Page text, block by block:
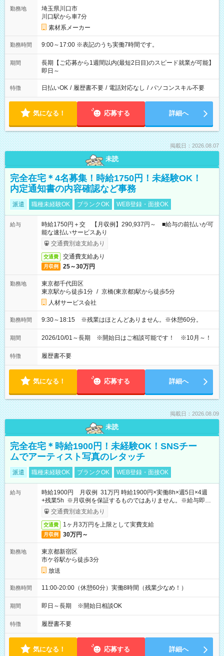
勤務地
埼玉県川口市
川口駅から車7分
素材系メーカー
勤務時間 9:00～17:00 ※表記のうち実働7時間です。
期間
長期【ご応募から1週間以内(最短2日目)のスピード就業が可能】
即日～
特徴 日払いOK / 履歴書不要 / 電話対応なし / パソコンスキル不要
気になる！ 応募する 詳細へ
掲載日：2026.08.07
未読
完全在宅＊4名募集！時給1750円！未経験OK！
内定通知書の内容確認など事務
派遣 職種未経験OK ブランクOK WEB登録・面接OK
給与
時給1750円＋交 【月収例】290,937円～ ■給与の前払いが可
能な速払いサービスあり
交通費別途支給あり
交通費 交通費支給あり
月収例 25～30万円
勤務地
東京都千代田区
東京駅から徒歩1分 / 京橋(東京都)駅から徒歩5分
人材サービス会社
勤務時間 9:30～18:15 ※残業はほとんどありません。※休憩60分。
期間 2026/10/01～長期 ※開始日はご相談可能です！ ※10月～！
特徴 履歴書不要
気になる！ 応募する 詳細へ
掲載日：2026.08.09
未読
完全在宅＊時給1900円！未経験OK！SNSチー
ムでアーティスト写真のレタッチ
派遣 職種未経験OK ブランクOK WEB登録・面接OK
給与
時給1900円 月収例 31万円 時給1900円×実働8h×週5日×4週
+残業5h ※月収例を保証するものではありません。※給与即受
取りサービス利用可（利用条件有）
交通費別途支給あり
交通費 1ヶ月3万円を上限として実費支給
月収例 30万円～
勤務地
東京都新宿区
市ケ谷駅から徒歩3分
放送
勤務時間 11:00-20:00（休憩60分）実働8時間（残業少なめ！）
期間 即日～長期 ※開始日相談OK
特徴 履歴書不要
気になる！ 応募する 詳細へ